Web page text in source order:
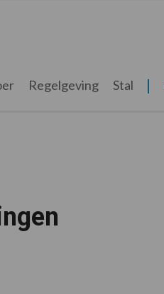
Regelgeving Stal